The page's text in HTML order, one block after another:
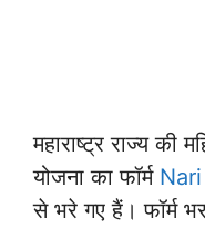
महाराष्ट्र राज्य की
योजना का फॉर्म
से भरे गए हैं। फॉर्म